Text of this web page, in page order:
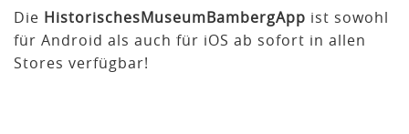
Die HistorischesMuseumBambergApp ist sowohl
für Android als auch für iOS ab sofort in allen
Stores verfügbar!